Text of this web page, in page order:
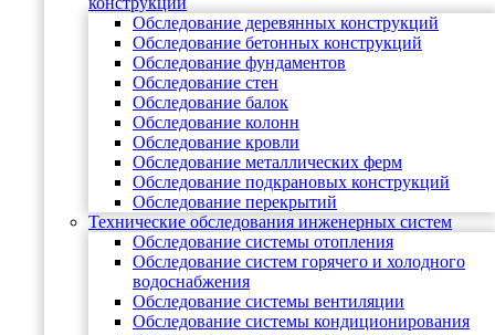
Обследование деревянных конструкций
Обследование бетонных конструкций
Обследование фундаментов
Обследование стен
Обследование балок
Обследование колонн
Обследование кровли
Обследование металлических ферм
Обследование подкрановых конструкций
Обследование перекрытий
Технические обследования инженерных систем
Обследование системы отопления
Обследование систем горячего и холодного
водоснабжения
Обследование системы вентиляции
Обследование системы кондиционирования